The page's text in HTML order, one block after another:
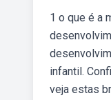
1 o que é a
infantil.
veja estas